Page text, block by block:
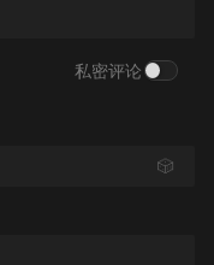
私密评论
🎲